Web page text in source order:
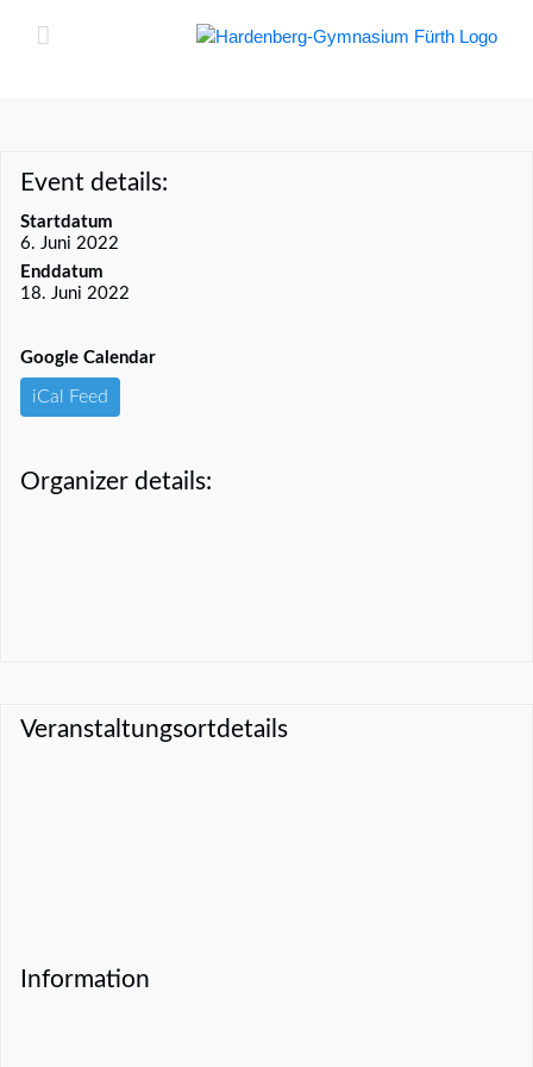
Event details:
Startdatum
6. Juni 2022
Enddatum
18. Juni 2022
Google Calendar
iCal Feed
Organizer details:
Veranstaltungsortdetails
Information